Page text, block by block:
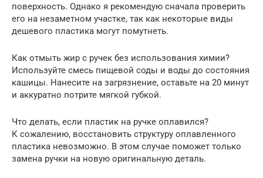
поверхность. Однако я рекомендую сначала проверить
его на незаметном участке, так как некоторые виды
дешевого пластика могут помутнеть.
Как отмыть жир с ручек без использования химии?
Используйте смесь пищевой соды и воды до состояния
кашицы. Нанесите на загрязнение, оставьте на 20 минут
и аккуратно потрите мягкой губкой.
Что делать, если пластик на ручке оплавился?
К сожалению, восстановить структуру оплавленного
пластика невозможно. В этом случае поможет только
замена ручки на новую оригинальную деталь.